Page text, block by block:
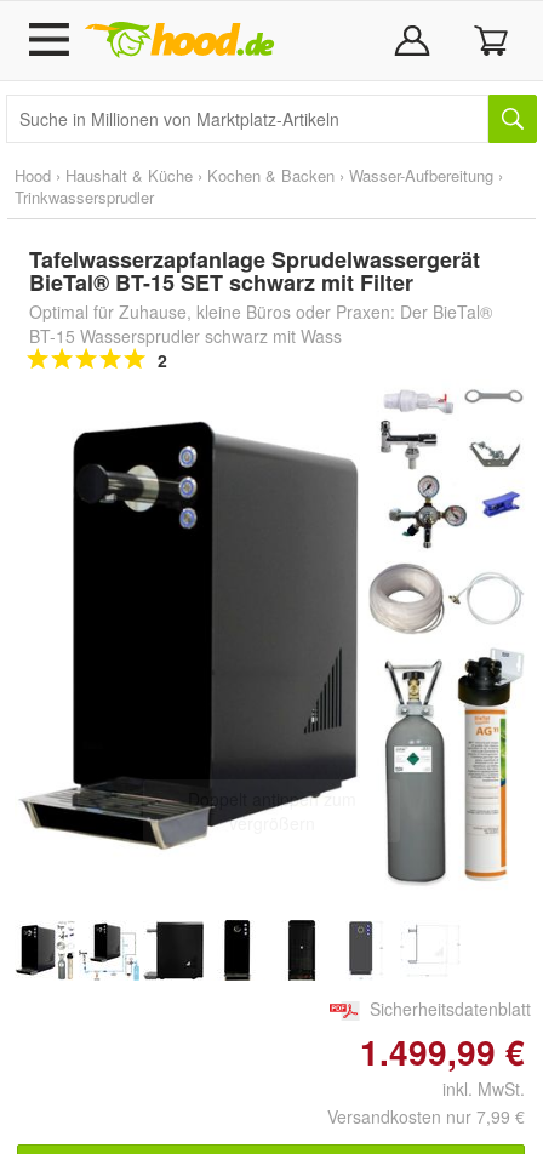
Hood › Haushalt & Küche › Kochen & Backen › Wasser-Aufbereitung ›
Trinkwassersprudler
Tafelwasserzapfanlage Sprudelwassergerät
BieTal® BT-15 SET schwarz mit Filter
Optimal für Zuhause, kleine Büros oder Praxen: Der BieTal®
BT-15 Wassersprudler schwarz mit Wass
2
Doppelt antippen zum
vergrößern
Sicherheitsdatenblatt
1.499,99 €
inkl. MwSt.
Versandkosten nur 7,99 €